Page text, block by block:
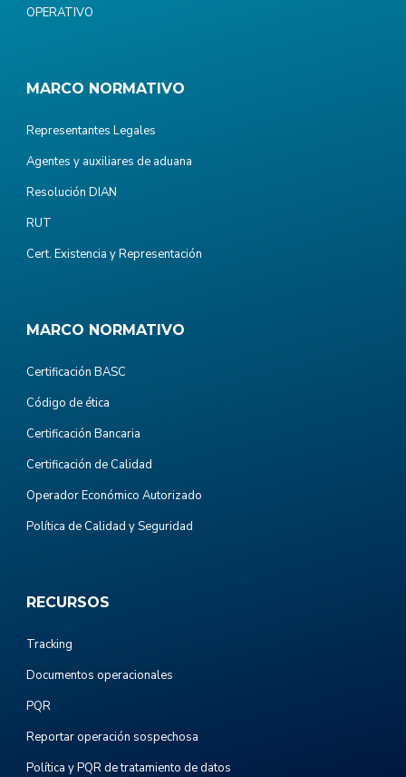
OPERATIVO
MARCO NORMATIVO
Representantes Legales
Agentes y auxiliares de aduana
Resolución DIAN
RUT
Cert. Existencia y Representación
MARCO NORMATIVO
Certificación BASC
Código de ética
Certificación Bancaria
Certificación de Calidad
Operador Económico Autorizado
Política de Calidad y Seguridad
RECURSOS
Tracking
Documentos operacionales
PQR
Reportar operación sospechosa
Política y PQR de tratamiento de datos